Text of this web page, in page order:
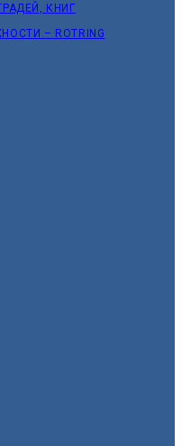
КНИГ
– ROTRING